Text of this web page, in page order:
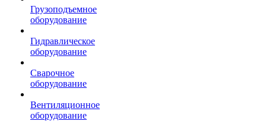
Грузоподъемное
оборудование
Гидравлическое
оборудование
Сварочное
оборудование
Вентиляционное
оборудование